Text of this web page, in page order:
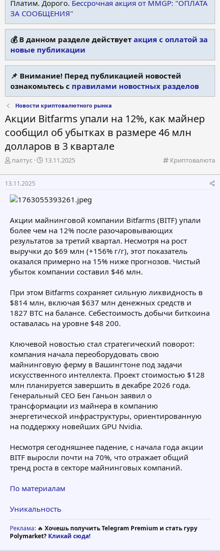
Платим. Дорого. Бессрочная акция от MMGP: "ОПЛАТА
ЗА СООБЩЕНИЯ"
💰 В данном разделе действует акция с оплатой за
новые публикации
📌 Внимание! Перед публикацией новостей
ознакомьтесь с правилами новостных разделов
Новости криптовалютного рынка
Акции Bitfarms упали на 12%, как майнер
сообщил об убытках в размере 46 млн
долларов в 3 квартале
К
т
и
я
Криптовалюта
А
т
о
р
т
м
ы
палтус
Д
т
а
а
л
а
13.11.2025
13.11.2025
Акции майнинговой компании Bitfarms (BITF) упали
более чем на 12% после разочаровывающих
результатов за третий квартал. Несмотря на рост
выручки до $69 млн (+156% г/г), этот показатель
оказался примерно на 15% ниже прогнозов. Чистый
убыток компании составил $46 млн.
При этом Bitfarms сохраняет сильную ликвидность в
$814 млн, включая $637 млн денежных средств и
1827 BTC на балансе. Себестоимость добычи биткоина
оставалась на уровне $48 200.
Ключевой новостью стал стратегический поворот:
компания начала переоборудовать свою
майнинговую ферму в Вашингтоне под задачи
искусственного интеллекта. Проект стоимостью $128
млн планируется завершить в декабре 2026 года.
Генеральный CEO Бен Ганьон заявил о
трансформации из майнера в компанию
энергетической инфраструктуры, ориентированную
на поддержку новейших GPU Nvidia.
Несмотря сегодняшнее падение, с начала года акции
BITF выросли почти на 70%, что отражает общий
тренд роста в секторе майнинговых компаний.
По материалам
Уникальность
Реклама: 🔥 Хочешь получить Telegram Premium и стать гуру
Polymarket? Кликай сюда!